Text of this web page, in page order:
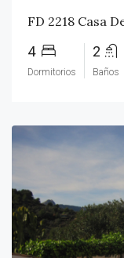
FD 2218 Casa
4
Dormitorios
2
Baños